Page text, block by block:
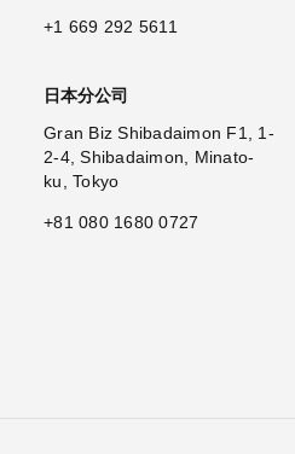
+1 669 292 5611
日本分公司
Gran Biz Shibadaimon F1, 1-
2-4, Shibadaimon, Minato-
ku, Tokyo
+81 080 1680 0727